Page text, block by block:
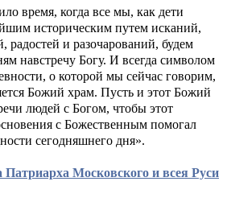
время, когда все мы, как дети
историческим путем исканий,
радостей и разочарований, будем
навстречу Богу. И всегда символом
о которой мы сейчас говорим,
Божий храм. Пусть и этот Божий
людей с Богом, чтобы этот
с Божественным помогал
сегодняшнего дня».
Патриарха Московского и всея Руси